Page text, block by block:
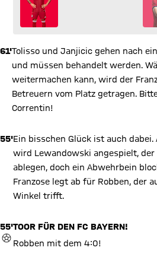
61'Tolisso und Janjicic gehen nach
und müssen behandelt werden.
weitermachen kann, wird der
Betreuern vom Platz getragen.
Correntin!
55'Ein bisschen Glück ist auch
wird Lewandowski angespielt, der
ablegen, doch ein Abwehrbein
Franzose legt ab für Robben, der
Winkel trifft.
55'
TOR
TOOR FÜR DEN FC BAYERN!
Robben mit dem 4:0!